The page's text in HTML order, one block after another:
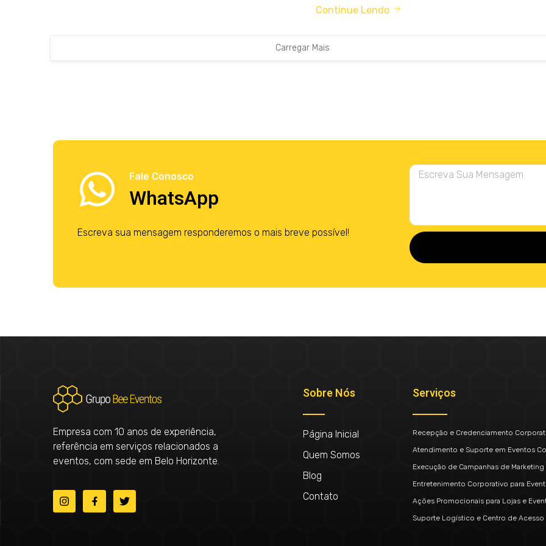
Continue Lendo
Carregar Mais
Fale Conosco
WhatsApp
Escreva sua mensagem responderemos o mais breve possível!
Empresa com 10 anos de experiência,
referência em serviços relacionados a
eventos, com sede em Belo Horizonte.
Sobre Nós
Página Inicial
Quem Somos
Blog
Contato
Serviços
Recepção e Credenciamento
Atendimento e Suporte em Eventos
Execução de Campanhas de
Entretenimento Corporativo para
Ações Promocionais para Lojas e
Suporte Logístico e Centro de Acesso